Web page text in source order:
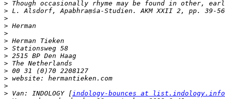
>
>
>
>
>
>
>
>
>
>
>
>
> Van: INDOLOGY [indology-bounces at list.indology.info